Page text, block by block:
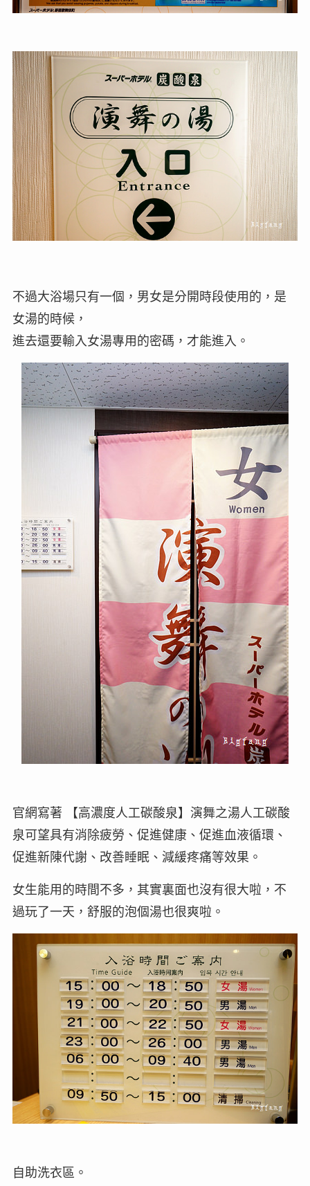
不過大浴場只有一個，男女是分開時段使用的，是
女湯的時候，
進去還要輸入女湯專用的密碼，才能進入。
官網寫著 【高濃度人工碳酸泉】演舞之湯人工碳酸
泉可望具有消除疲勞、促進健康、促進血液循環、
促進新陳代謝、改善睡眠、減緩疼痛等效果。
女生能用的時間不多，其實裏面也沒有很大啦，不
過玩了一天，舒服的泡個湯也很爽啦。
自助洗衣區。